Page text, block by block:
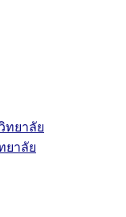
ทยาลัย
ยาลัย